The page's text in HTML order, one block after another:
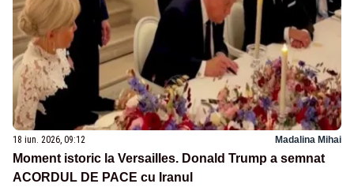
18 iun. 2026, 09:12 Madalina Mihai
Moment istoric la Versailles. Donald Trump a semnat
ACORDUL DE PACE cu Iranul